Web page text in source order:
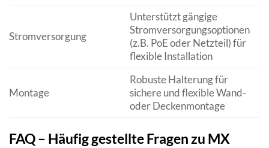
Stromversorgung
Unterstützt gängige
Stromversorgungsoptionen
(z.B. PoE oder Netzteil) für
flexible Installation
Montage
Robuste Halterung für
sichere und flexible Wand-
oder Deckenmontage
FAQ – Häufig gestellte Fragen zu MX